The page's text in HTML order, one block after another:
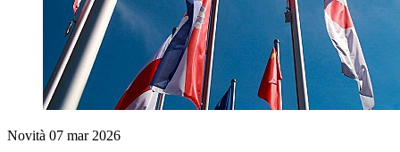
Novità 07 mar 2026